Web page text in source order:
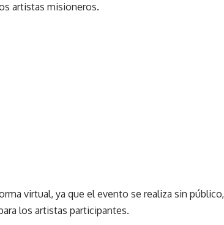
artistas misioneros.
virtual, ya que el evento se realiza sin público,
los artistas participantes.